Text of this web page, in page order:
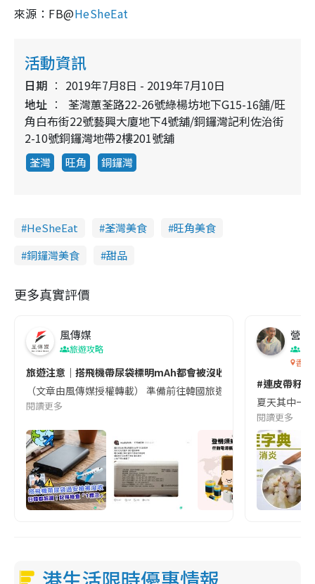
來源：FB@HeSheEat
活動資訊
日期
2019年7月8日 - 2019年7月10日
地址
荃灣蕙荃路22-26號綠楊坊地下G15-16舗/旺
角白布街22號藝興大廈地下4號舖/銅鑼灣記利佐治街
2-10號銅鑼灣地帶2樓201號舖
荃灣 旺角 銅鑼灣
HeSheEat 荃灣美食
旺角美食
銅鑼灣美食
甜品
更多真實評價
風傳媒
旅遊攻略
旅遊注意｜搭飛機帶尿袋標明mAh都會被沒收😱出發前切記檢查
（文章由風傳媒授權轉載） 準備前往韓國旅遊的民眾，近期要
閱讀更多
營養
香港
#連皮帶籽
夏天其中一
閱讀更多